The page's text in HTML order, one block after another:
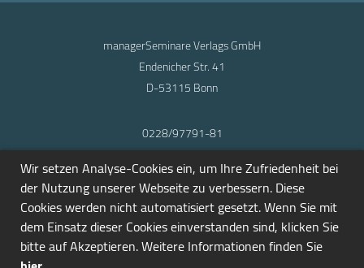
managerSeminare Verlags GmbH
Endenicher Str. 41
D-53115 Bonn
0228/97791-81
info@seminarmarkt.de
© 2001-2026
Wir setzen Analyse-Cookies ein, um Ihre Zufriedenheit bei
der Nutzung unserer Webseite zu verbessern. Diese
Cookies werden nicht automatisiert gesetzt. Wenn Sie mit
dem Einsatz dieser Cookies einverstanden sind, klicken Sie
bitte auf Akzeptieren. Weitere Informationen finden Sie